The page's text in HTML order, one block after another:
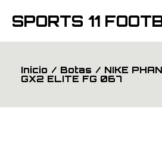
contenido
SPORTS 11
Inicio Botas NIKE
GX2 ELITE FG 067